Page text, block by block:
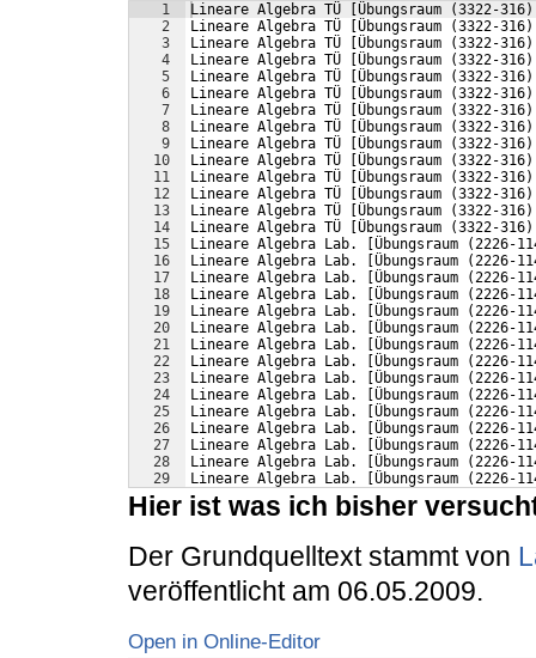
1
2
3
4
5
6
7
8
9
10
11
12
13
14
15
16
17
18
19
20
21
22
23
24
25
26
27
28
29
Lineare Algebra TÜ [Übungsraum (3322-
Lineare Algebra TÜ [Übungsraum (3322-
Lineare Algebra TÜ [Übungsraum (3322-
Lineare Algebra TÜ [Übungsraum (3322-
Lineare Algebra TÜ [Übungsraum (3322-
Lineare Algebra TÜ [Übungsraum (3322-
Lineare Algebra TÜ [Übungsraum (3322-
Lineare Algebra TÜ [Übungsraum (3322-
Lineare Algebra TÜ [Übungsraum (3322-
Lineare Algebra TÜ [Übungsraum (3322-
Lineare Algebra TÜ [Übungsraum (3322-
Lineare Algebra TÜ [Übungsraum (3322-
Lineare Algebra TÜ [Übungsraum (3322-
Lineare Algebra TÜ [Übungsraum (3322-
Lineare Algebra Lab. [Übungsraum (2226-
Lineare Algebra Lab. [Übungsraum (2226-
Lineare Algebra Lab. [Übungsraum (2226-
Lineare Algebra Lab. [Übungsraum (2226-
Lineare Algebra Lab. [Übungsraum (2226-
Lineare Algebra Lab. [Übungsraum (2226-
Lineare Algebra Lab. [Übungsraum (2226-
Lineare Algebra Lab. [Übungsraum (2226-
Lineare Algebra Lab. [Übungsraum (2226-
Lineare Algebra Lab. [Übungsraum (2226-
Lineare Algebra Lab. [Übungsraum (2226-
Lineare Algebra Lab. [Übungsraum (2226-
Lineare Algebra Lab. [Übungsraum (2226-
Lineare Algebra Lab. [Übungsraum (2226-
Lineare Algebra Lab. [Übungsraum (2226-
Hier ist was ich bisher
Der Grundquelltext stammt von
veröffentlicht am 06.05.2009.
Open in Online-Editor